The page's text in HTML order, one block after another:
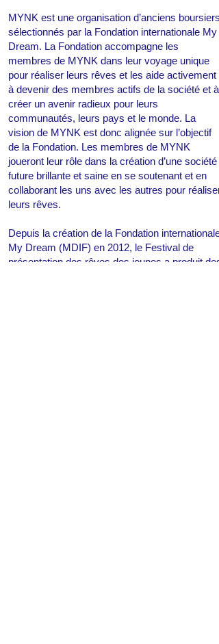
MYNK est une organisation d’anciens boursiers
sélectionnés par la Fondation internationale My
Dream. La Fondation accompagne les
membres de MYNK dans leur voyage unique
pour réaliser leurs rêves et les aide activement
à devenir des membres actifs de la société et à
créer un avenir radieux pour leurs
communautés, leurs pays et le monde. La
vision de MYNK est donc alignée sur l’objectif
de la Fondation. Les membres de MYNK
joueront leur rôle dans la création d’une société
future brillante et saine en se soutenant et en
collaborant les uns avec les autres pour réaliser
leurs rêves.
Depuis la création de la Fondation internationale
My Dream (MDIF) en 2012, le Festival de
présentation des rêves des jeunes a produit des